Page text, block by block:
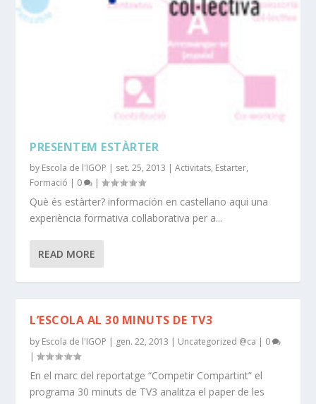
PRESENTEM ESTÀRTER
by Escola de l'IGOP | set. 25, 2013 |Activitats, Estarter,
Formació | 0 |
Què és estàrter? información en castellano aqui una
experiència formativa col·laborativa per a...
READ MORE
L’ESCOLA AL 30 MINUTS DE TV3
by Escola de l'IGOP | gen. 22, 2013 | Uncategorized @ca | 0
|
En el marc del reportatge “Competir Compartint” el
programa 30 minuts de TV3 analitza el paper de les